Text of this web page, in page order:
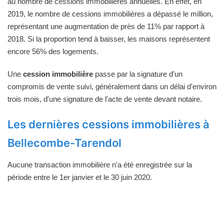
2019, le nombre de cessions immobilières a dépassé le million,
représentant une augmentation de près de 11% par rapport à
2018. Si la proportion tend à baisser, les maisons représentent
encore 56% des logements.
Une cession immobilière passe par la signature d'un
compromis de vente suivi, généralement dans un délai d'environ
trois mois, d'une signature de l'acte de vente devant notaire.
Les dernières cessions immobilières à
Bellecombe-Tarendol
Aucune transaction immobilière n'a été enregistrée sur la
période entre le 1er janvier et le 30 juin 2020.